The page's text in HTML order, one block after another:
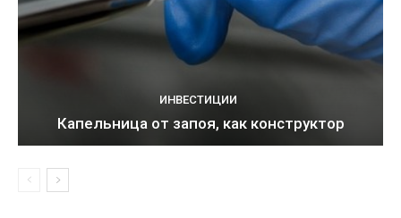
ИНВЕСТИЦИИ
Капельница от запоя, как конструктор